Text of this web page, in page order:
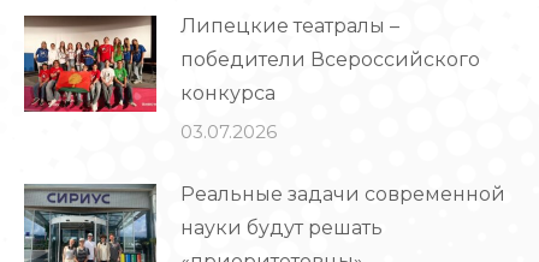
Липецкие театралы –
победители Всероссийского
конкурса
03.07.2026
Реальные задачи современной
науки будут решать